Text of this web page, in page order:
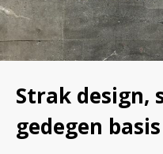
Strak design,
gedegen basis